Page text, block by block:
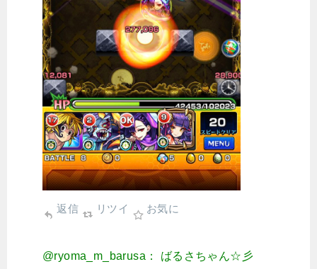
返信 リツイ お気に
@ryoma_m_barusa： ばるさちゃん☆彡